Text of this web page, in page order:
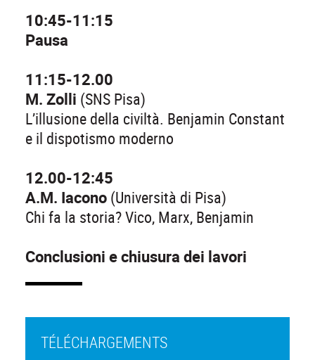
10:45-11:15
Pausa
11:15-12.00
M. Zolli (SNS Pisa)
L’illusione della civiltà. Benjamin Constant
e il dispotismo moderno
12.00-12:45
A.M. Iacono (Università di Pisa)
Chi fa la storia? Vico, Marx, Benjamin
Conclusioni e chiusura dei lavori
TÉLÉCHARGEMENTS